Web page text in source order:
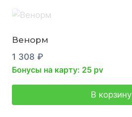
Венорм
1 308 ₽
Бонусы на карту: 25 pv
В корзину